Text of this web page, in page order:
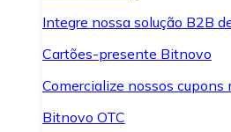
Integre nossa solução B2B
Cartões-presente Bitnovo
Comercialize nossos cupons
Bitnovo OTC